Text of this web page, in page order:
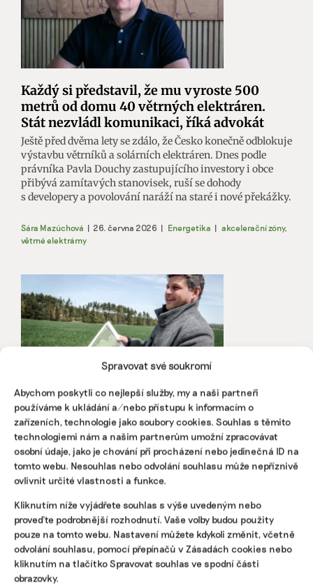
Spravovat své soukromí
Abychom poskytli co nejlepší služby, my a naši partneři
používáme k ukládání a/nebo přístupu k informacím o
zařízeních, technologie jako soubory cookies. Souhlas s těmito
technologiemi nám a našim partnerům umožní zpracovávat
osobní údaje, jako je chování při procházení nebo jedinečná ID na
tomto webu. Nesouhlas nebo odvolání souhlasu může nepříznivě
ovlivnit určité vlastnosti a funkce.
Kliknutím níže vyjádřete souhlas s výše uvedeným nebo
proveďte podrobnější rozhodnutí. Vaše volby budou použity
pouze na tomto webu. Nastavení můžete kdykoli změnit, včetně
odvolání souhlasu, pomocí přepínačů v Zásadách cookies nebo
kliknutím na tlačítko Spravovat souhlas ve spodní části
obrazovky.
Každý si představil, že mu vyroste 500
metrů od domu 40 větrných elektráren.
Stát nezvládl komunikaci, říká advokát
Ještě před dvěma lety se zdálo, že Česko konečně odblokuje
výstavbu větrníků a solárních elektráren. Dnes podle
právníka Pavla Douchy zastupujícího investory i obce
přibývá zamítavých stanovisek, ruší se dohody
s developery a povolování naráží na staré i nové překážky.
Sára Mazúchová | 26. června 2026 | Energetika | akcelerační zóny,
větrné elektrárny
Odkud vezmeme vodu a kde budou bydlet ti
lidé? Obec žádá odpovědi k jadernému
úložišti
Dolní Cerekev na Vysočině patří mezi jedno ze čtyř míst,
kde by v budoucnu mohlo vzniknout hlubinné úložiště
jaderného odpadu. Stejně jako ve zbývajících třech se i zde
místní stavějí proti. Trvají na tom, že stát nekomunikuje
transparentně a neusiluje o souhlas obyvatel.
Irena Buřívalová | 24. června 2026 | Energetika,Odpady | úložiště
jaderného odpadu